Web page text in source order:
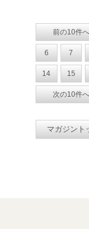
前の10件へ
6 7
14 15
次の10件へ
マガジント